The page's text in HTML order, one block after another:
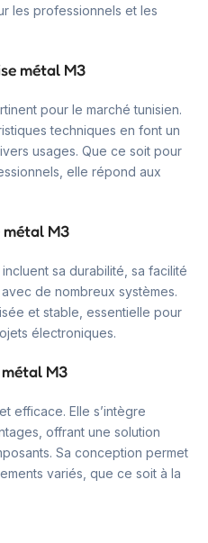
les professionnels et les
métal M3
pour le marché tunisien.
techniques en font un
usages. Que ce soit pour
elle répond aux
métal M3
sa durabilité, sa facilité
de nombreux systèmes.
et stable, essentielle pour
électroniques.
M3
efficace. Elle s’intègre
offrant une solution
Sa conception permet
variés, que ce soit à la